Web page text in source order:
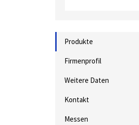
Produkte
Firmenprofil
Weitere Daten
Kontakt
Messen